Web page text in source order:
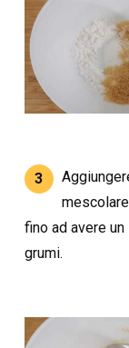
3
fino ad avere
grumi.